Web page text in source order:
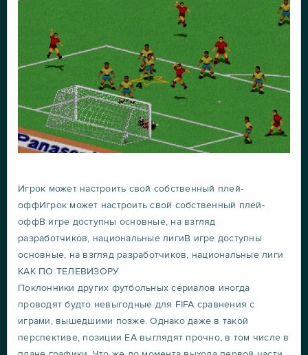
Игрок может настроить свой собственный плей-
оффИгрок может настроить свой собственный плей-
оффВ игре доступны основные, на взгляд
разработчиков, национальные лигиВ игре доступны
основные, на взгляд разработчиков, национальные лиги
КАК ПО ТЕЛЕВИЗОРУ
Поклонники других футбольных сериалов иногда
проводят будто невыгодные для FIFA сравнения с
играми, вышедшими позже. Однако даже в такой
перспективе, позиции ЕА выглядят прочно, в том числе в